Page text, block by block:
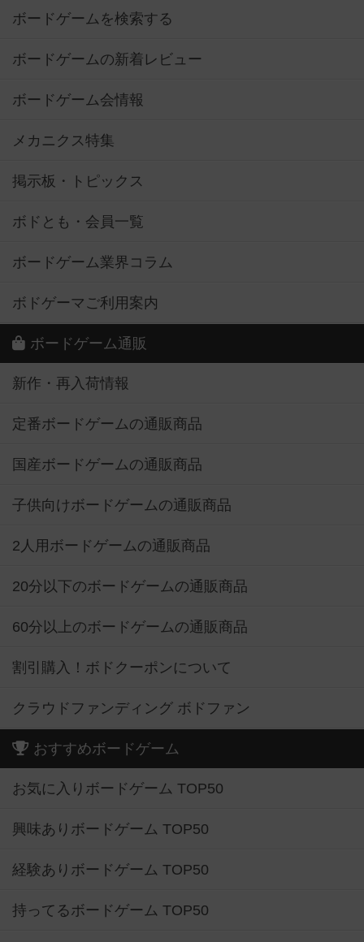
ボードゲームを検索する
ボードゲームの新着レビュー
ボードゲーム会情報
メカニクス特集
掲示板・トピックス
ボドとも・会員一覧
ボードゲーム業界コラム
ボドゲーマご利用案内
ボードゲーム通販
新作・再入荷情報
定番ボードゲームの通販商品
国産ボードゲームの通販商品
子供向けボードゲームの通販商品
2人用ボードゲームの通販商品
20分以下のボードゲームの通販商品
60分以上のボードゲームの通販商品
割引購入！ボドクーポンについて
クラウドファンディング ボドファン
おすすめボードゲーム
お気に入りボードゲーム TOP50
興味ありボードゲーム TOP50
経験ありボードゲーム TOP50
持ってるボードゲーム TOP50